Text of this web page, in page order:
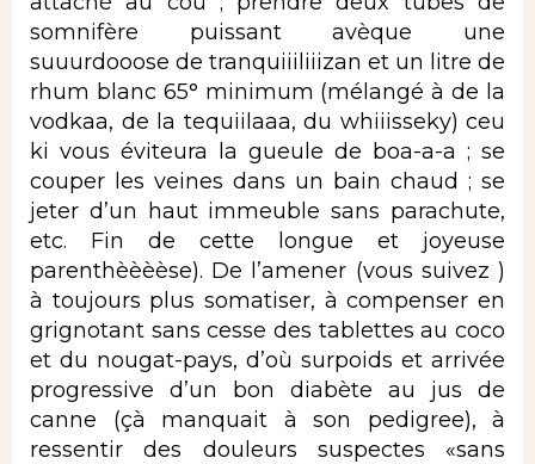
somnifère puissant avèque une
suuurdooose de tranquiiiliiizan et un litre de
rhum blanc 65° minimum (mélangé à de la
vodkaa, de la tequiilaaa, du whiiisseky) ceu
ki vous éviteura la gueule de boa-a-a ; se
couper les veines dans un bain chaud ; se
jeter d’un haut immeuble sans parachute,
etc. Fin de cette longue et joyeuse
parenthèèèèse). De l’amener (vous suivez )
à toujours plus somatiser, à compenser en
grignotant sans cesse des tablettes au coco
et du nougat-pays, d’où surpoids et arrivée
progressive d’un bon diabète au jus de
canne (çà manquait à son pedigree), à
ressentir des douleurs suspectes «sans